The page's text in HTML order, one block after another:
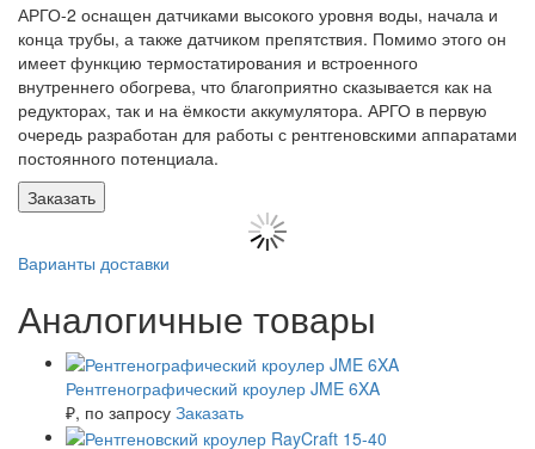
АРГО-2 оснащен датчиками высокого уровня воды, начала и
конца трубы, а также датчиком препятствия. Помимо этого он
имеет функцию термостатирования и встроенного
внутреннего обогрева, что благоприятно сказывается как на
редукторах, так и на ёмкости аккумулятора. АРГО в первую
очередь разработан для работы с рентгеновскими аппаратами
постоянного потенциала.
Заказать
Варианты доставки
Аналогичные товары
Рентгенографический кроулер JME 6XA
₽, по запросу Заказать